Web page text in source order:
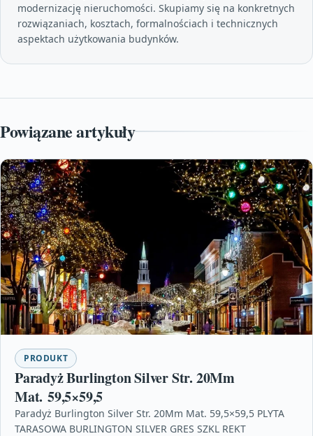
modernizację nieruchomości. Skupiamy się na konkretnych
rozwiązaniach, kosztach, formalnościach i technicznych
aspektach użytkowania budynków.
Powiązane artykuły
PRODUKT
Paradyż Burlington Silver Str. 20Mm
Mat. 59,5×59,5
Paradyż Burlington Silver Str. 20Mm Mat. 59,5×59,5 PLYTA
TARASOWA BURLINGTON SILVER GRES SZKL REKT